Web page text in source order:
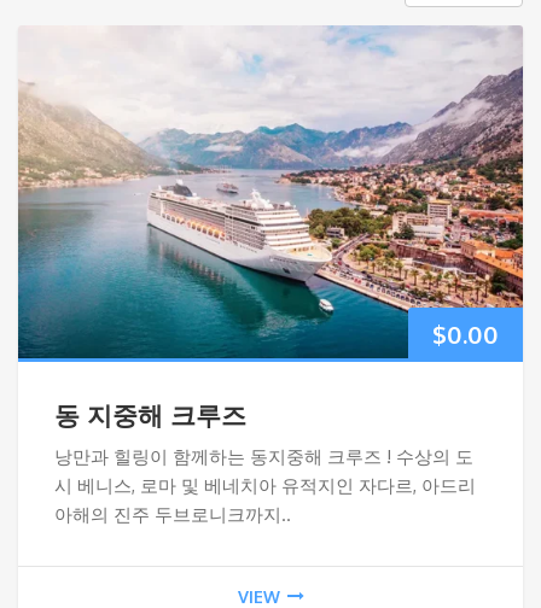
$0.00
동 지중해 크루즈
낭만과 힐링이 함께하는 동지중해 크루즈 ! 수상의 도
시 베니스, 로마 및 베네치아 유적지인 자다르, 아드리
아해의 진주 두브로니크까지..
VIEW